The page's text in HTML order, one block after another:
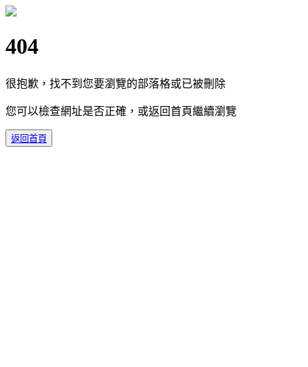
404
很抱歉，找不到您要瀏覽的部落格或已被刪除
您可以檢查網址是否正確，或返回首頁繼續瀏覽
返回首頁